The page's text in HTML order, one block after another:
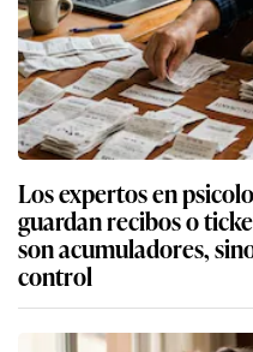
Los expertos en
guardan recibos o
son acumuladores,
control